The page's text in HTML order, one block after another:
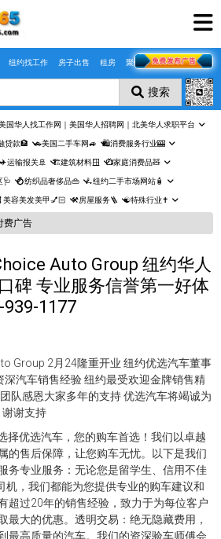
纽约找工作 房子出售 租房 聚合页
搜索
华人找工作网｜美国华人招聘网｜北美华人求职平台
贷款🏦 🚗美国二手车网🚙 🛍️消费服务行业🎰
✈️运输报关🚢 🏗️建筑材料🪟 📺家庭消费品🧸
🩺 💍纺织品奢侈品👜 🛴纽约二手市场网站🧴
美容美发美甲💅🏻 ⚒️房屋服务🪜 ☯️特殊行业✝️
费广告
Auto Group 纽约华人
碑 专业服务信誉第一好体
1177
Group 2月24隆重开业 纽约优选汽车董事
汽车销售经验 纽约最受欢迎金牌销售精
队感恩大家多年的支持 优选汽车将竭诚为
谢支持
择优选汽车，您的购车首选！我们以卓越
的售后保障，让您购车无忧。以下是我们
务专业服务：无论您是留学生、信用不佳
机，我们都能为您提供专业的购车建议和
超过20年的销售经验，致力于为每位客户
最大的优惠。透明交易：绝无隐藏费用，
最高质量的汽车。我们的资深验车师傅会